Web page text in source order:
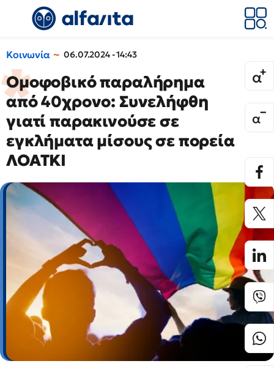
Κοινωνία 06.07.2024 - 14:43
Ομοφοβικό παραλήρημα
από 40χρονο: Συνελήφθη
γιατί παρακινούσε σε
εγκλήματα μίσους σε πορεία
ΛΟΑΤΚΙ